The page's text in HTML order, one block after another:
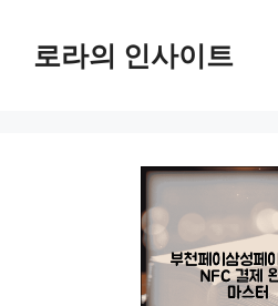
로라의 인사이트